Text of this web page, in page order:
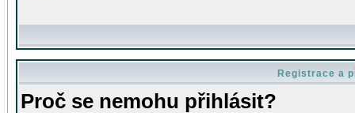
Registrace a
Proč se nemohu přihlásit?